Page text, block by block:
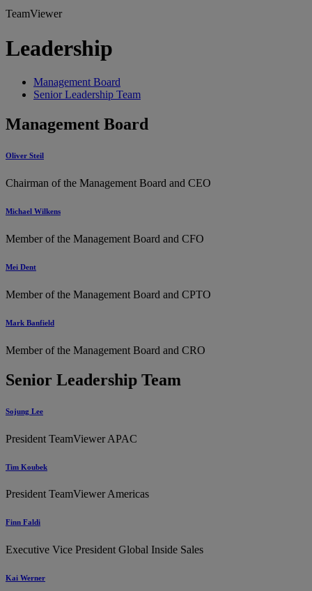
TeamViewer
Leadership
Management Board
Senior Leadership Team
Management Board
Oliver Steil
Chairman of the Management Board and CEO
Michael Wilkens
Member of the Management Board and CFO
Mei Dent
Member of the Management Board and CPTO
Mark Banfield
Member of the Management Board and CRO
Senior Leadership Team
Sojung Lee
President TeamViewer APAC
Tim Koubek
President TeamViewer Americas
Finn Faldi
Executive Vice President Global Inside Sales
Kai Werner